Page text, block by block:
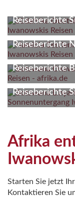
Reiseberichte
Reiseberichte
Reiseberichte
Reiseberichte
Afrika
Starten Sie jetzt
Kontaktieren Sie